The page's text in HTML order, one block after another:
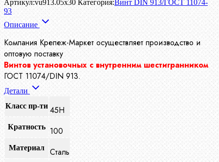
Артикул:vu913.05x30 Категория:Винт DIN 913/ГОСТ 11074-
93
Описание
Компания Крепеж-Маркет осуществляет производство и
оптовую поставку
Винтов установочных с внутренним шестигранником
ГОСТ 11074/DIN 913.
Детали
Класс пр-ти 45H
Кратность 100
Материал Сталь